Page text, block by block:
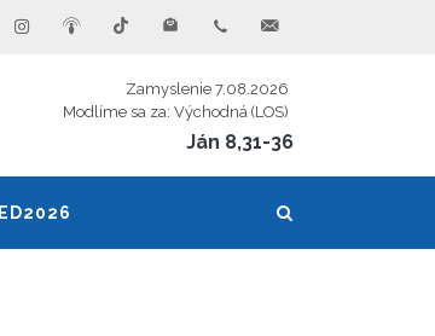
Zamyslenie 7.08.2026
Modlíme sa za: Východná (LOS)
Ján 8,31-36
ED2026